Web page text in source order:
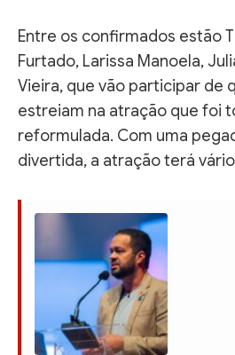
Entre os confirmados estão
Furtado, Larissa Manoela,
Vieira, que vão participar de
estreiam na atração que foi
reformulada. Com uma
divertida, a atração terá